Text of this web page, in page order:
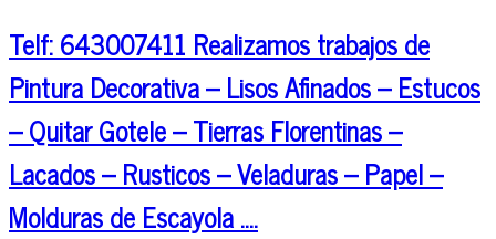
Telf: 643007411 Realizamos trabajos de
Pintura Decorativa – Lisos Afinados – Estucos
– Quitar Gotele – Tierras Florentinas –
Lacados – Rusticos – Veladuras – Papel –
Molduras de Escayola ….